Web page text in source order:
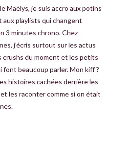
Maëlys, je suis accro aux potins
aux playlists qui changent
3 minutes chrono. Chez
j’écris surtout sur les actus
crushs du moment et les petits
font beaucoup parler. Mon kiff ?
histoires cachées derrière les
les raconter comme si on était